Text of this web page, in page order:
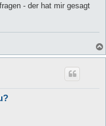
- der hat mir gesagt